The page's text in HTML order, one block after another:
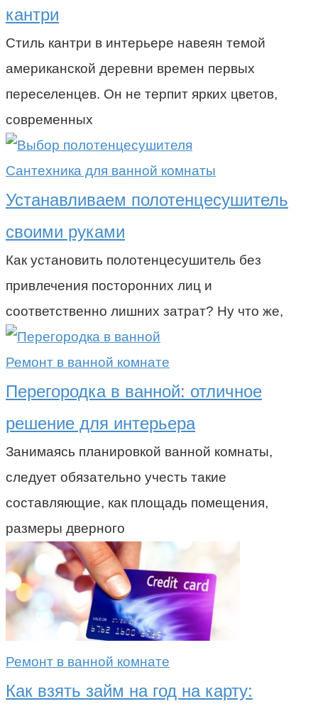
кантри
Стиль кантри в интерьере навеян темой
американской деревни времен первых
переселенцев. Он не терпит ярких цветов,
современных
Сантехника для ванной комнаты
Устанавливаем полотенцесушитель
своими руками
Как установить полотенцесушитель без
привлечения посторонних лиц и
соответственно лишних затрат? Ну что же,
Ремонт в ванной комнате
Перегородка в ванной: отличное
решение для интерьера
Занимаясь планировкой ванной комнаты,
следует обязательно учесть такие
составляющие, как площадь помещения,
размеры дверного
Ремонт в ванной комнате
Как взять займ на год на карту: